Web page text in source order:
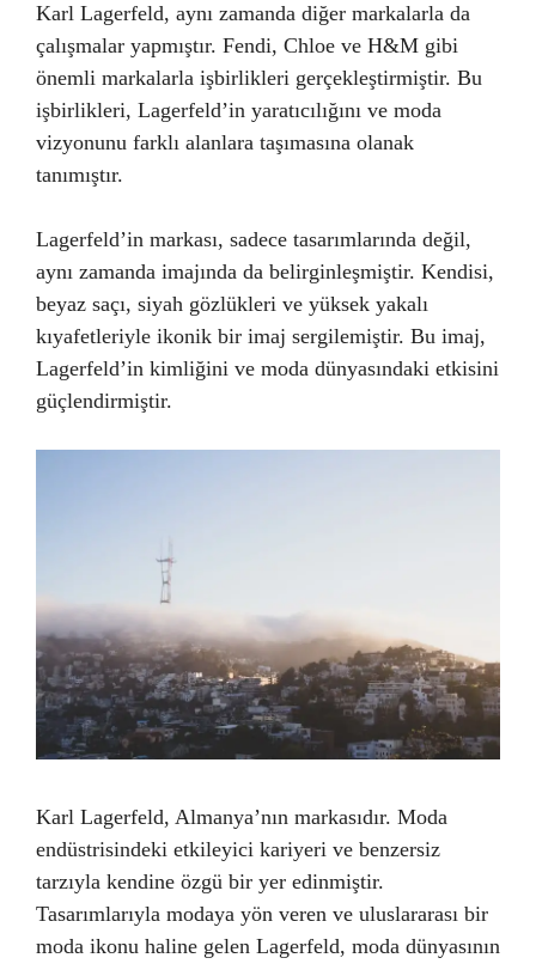
Karl Lagerfeld, aynı zamanda diğer markalarla da
çalışmalar yapmıştır. Fendi, Chloe ve H&M gibi
önemli markalarla işbirlikleri gerçekleştirmiştir. Bu
işbirlikleri, Lagerfeld’in yaratıcılığını ve moda
vizyonunu farklı alanlara taşımasına olanak
tanımıştır.
Lagerfeld’in markası, sadece tasarımlarında değil,
aynı zamanda imajında da belirginleşmiştir. Kendisi,
beyaz saçı, siyah gözlükleri ve yüksek yakalı
kıyafetleriyle ikonik bir imaj sergilemiştir. Bu imaj,
Lagerfeld’in kimliğini ve moda dünyasındaki etkisini
güçlendirmiştir.
Karl Lagerfeld, Almanya’nın markasıdır. Moda
endüstrisindeki etkileyici kariyeri ve benzersiz
tarzıyla kendine özgü bir yer edinmiştir.
Tasarımlarıyla modaya yön veren ve uluslararası bir
moda ikonu haline gelen Lagerfeld, moda dünyasının